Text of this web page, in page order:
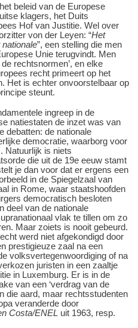
beleid van de Europese
klagers, het Duits
Hof van Justitie. Wel over
von der Leyen: “Het
”, een stelling die men
Unie terugvindt. Men
rechtsnormen’, en elke
recht primeert op het
Het is echter onvoorstelbaar op
steunt.
ingreep in de
natiestaten de inzet was van
debatten: de nationale
democratie, waarborg voor
Natuurlijk is niets
die uit de 19e eeuw stamt
je dan voor dat er ergens een
in de Spiegelzaal van
in Rome, waar staatshoofden
democratisch besloten
deel van de nationale
vlak te tillen om zo
Maar zoiets is nooit gebeurd.
werd niet afgekondigd door
prestigieuze zaal na een
volksvertegenwoordiging of na
juristen in een zaaltje
in Luxemburg. Er is in de
van een ‘verdrag van de
die aard, maar rechtsstudenten
veranderde door
Costa/ENEL uit 1963, resp.